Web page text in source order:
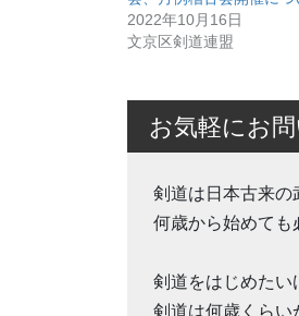
2022年10月16日
文京区剣道連盟
お気軽にお
剣道は日本古来の
何歳から始めても
剣道をはじめたい
剣道は何歳くらい